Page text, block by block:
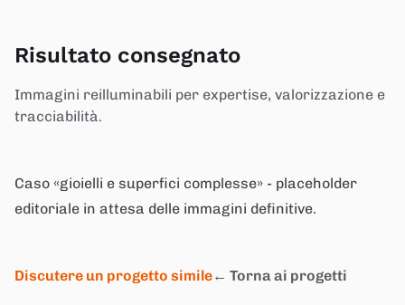
Risultato consegnato
Immagini reilluminabili per expertise, valorizzazione e
tracciabilità.
Caso «gioielli e superfici complesse» - placeholder
editoriale in attesa delle immagini definitive.
Discutere un progetto simile← Torna ai progetti